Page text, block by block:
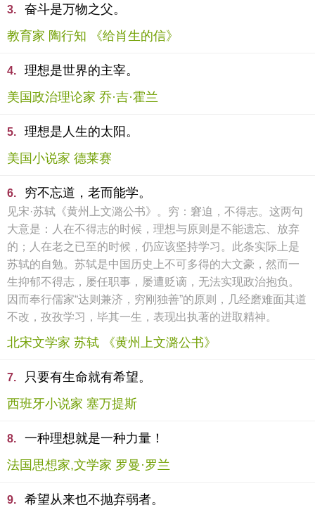
3.
奋斗是万物之父。
教育家 陶行知 《给肖生的信》
4.
理想是世界的主宰。
美国政治理论家 乔·吉·霍兰
5.
理想是人生的太阳。
美国小说家 德莱赛
6. 穷不忘道，老而能学。
见宋·苏轼《黄州上文潞公书》。穷：窘迫，不得志。这两句
大意是：人在不得志的时候，理想与原则是不能遗忘、放弃
的；人在老之已至的时候，仍应该坚持学习。此条实际上是
苏轼的自勉。苏轼是中国历史上不可多得的大文豪，然而一
生抑郁不得志，屡任职事，屡遭贬谪，无法实现政治抱负。
因而奉行儒家“达则兼济，穷刚独善”的原则，几经磨难面其道
不改，孜孜学习，毕其一生，表现出执著的进取精神。
北宋文学家 苏轼 《黄州上文潞公书》
7.
只要有生命就有希望。
西班牙小说家 塞万提斯
8.
一种理想就是一种力量！
法国思想家,文学家 罗曼·罗兰
9.
希望从来也不抛弃弱者。